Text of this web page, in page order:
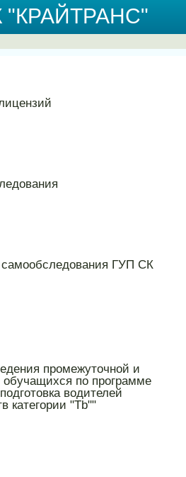
унитарное предприятие
края "КРАЙТРАНС"
самообследования ГУП СК
промежуточной и
обучащихся по программе
водителей
категории "Tb""
"КРАЙТРАНС"